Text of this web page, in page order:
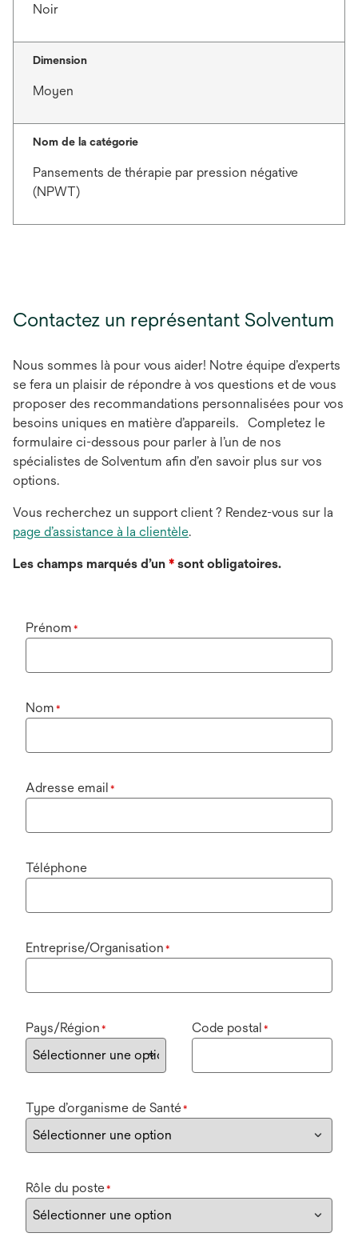
Noir
Dimension
Moyen
Nom de la catégorie
Pansements de thérapie par pression négative
(NPWT)
Contactez un représentant Solventum
Nous sommes là pour vous aider! Notre équipe d’experts
se fera un plaisir de répondre à vos questions et de vous
proposer des recommandations personnalisées pour vos
besoins uniques en matière d’appareils. Completez le
formulaire ci-dessous pour parler à l’un de nos
spécialistes de Solventum afin d’en savoir plus sur vos
options.
Vous recherchez un support client ? Rendez-vous sur la
page d’assistance à la clientèle.
Les champs marqués d’un * sont obligatoires.
Prénom *
Nom *
Adresse email *
Téléphone
Entreprise/Organisation *
Pays/Région * Code postal *
Type d’organisme de Santé*
Rôle du poste*